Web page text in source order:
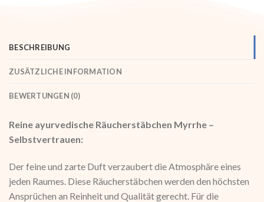
BESCHREIBUNG
ZUSÄTZLICHE INFORMATION
BEWERTUNGEN (0)
Reine ayurvedische Räucherstäbchen Myrrhe –
Selbstvertrauen:
Der feine und zarte Duft verzaubert die Atmosphäre eines
jeden Raumes. Diese Räucherstäbchen werden den höchsten
Ansprüchen an Reinheit und Qualität gerecht. Für die